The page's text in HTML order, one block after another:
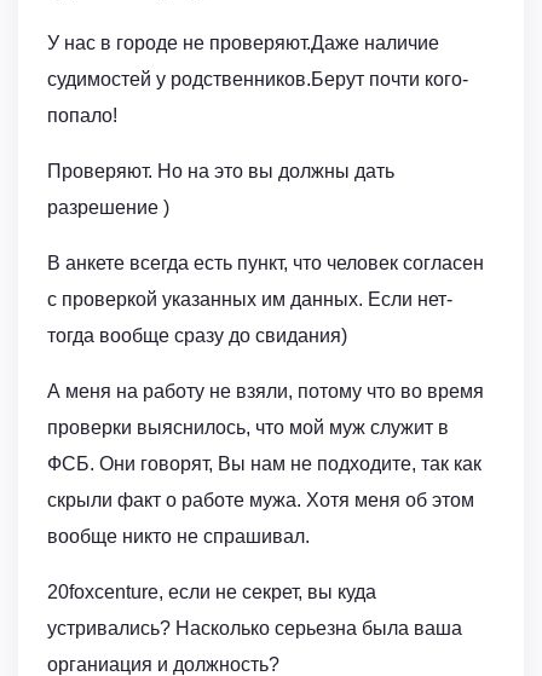
У нас в городе не проверяют.Даже наличие
судимостей у родственников.Берут почти кого-
попало!
Проверяют. Но на это вы должны дать
разрешение )
В анкете всегда есть пункт, что человек согласен
с проверкой указанных им данных. Если нет-
тогда вообще сразу до свидания)
А меня на работу не взяли, потому что во время
проверки выяснилось, что мой муж служит в
ФСБ. Они говорят, Вы нам не подходите, так как
скрыли факт о работе мужа. Хотя меня об этом
вообще никто не спрашивал.
20foxcenture, если не секрет, вы куда
устривались? Насколько серьезна была ваша
органиация и должность?